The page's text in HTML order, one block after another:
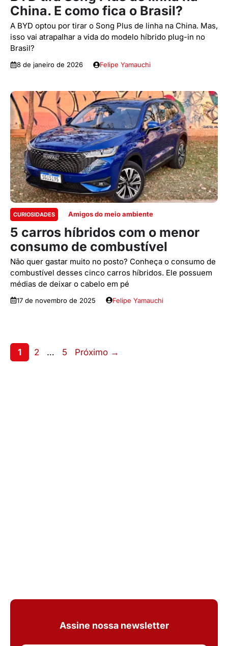
China. E como fica o Brasil?
A BYD optou por tirar o Song Plus de linha na China. Mas,
isso vai atrapalhar a vida do modelo híbrido plug-in no
Brasil?
8 de janeiro de 2026 Felipe Yamauchi
CURIOSIDADES Amigos do meio ambiente
5 carros híbridos com o menor
consumo de combustível
Não quer gastar muito no posto? Conheça o consumo de
combustível desses cinco carros híbridos. Ele possuem
médias de deixar o cabelo em pé
17 de novembro de 2025 Felipe Yamauchi
Page
1 Page
2 … Page
5 Próximo →
Assine nossa newsletter